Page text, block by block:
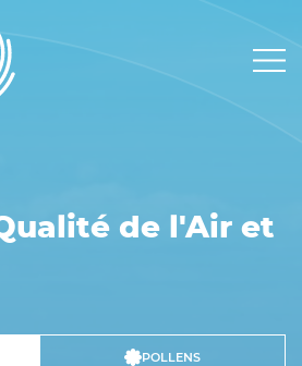
de l'Air et
POLLENS
cookies